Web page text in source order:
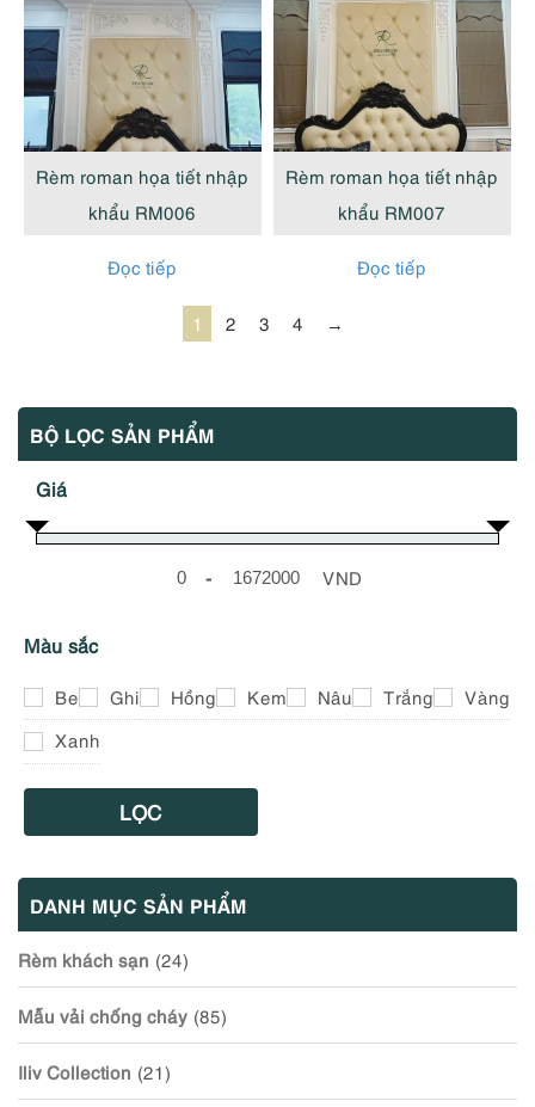
Rèm roman họa tiết nhập
khẩu RM006
Đọc tiếp
Rèm roman họa tiết nhập
khẩu RM007
Đọc tiếp
1 2 3 4 →
BỘ LỌC SẢN PHẨM
Giá
Minimum Price
-
Maximum Price
VND
Màu sắc
Be Ghi Hồng Kem Nâu Trắng
Vàng
Xanh
LỌC
DANH MỤC SẢN PHẨM
Rèm khách sạn (24)
Mẫu vải chống cháy (85)
Iliv Collection (21)